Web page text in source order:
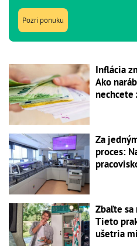
Pozri ponuku
Inflácia
Ako
nechcete
Za
proces:
Zbaľte
Tieto
ušetria